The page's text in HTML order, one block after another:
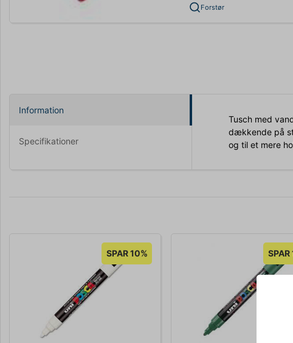
Forstør
Information
Specifikationer
Tusch med
dækkende på
og til et mere
SPAR 10% SPAR